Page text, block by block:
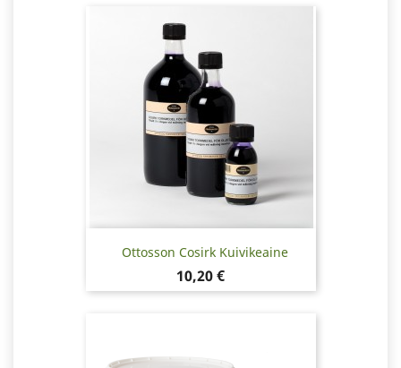
Ottosson Cosirk Kuivikeaine
Hinta
10,20 €